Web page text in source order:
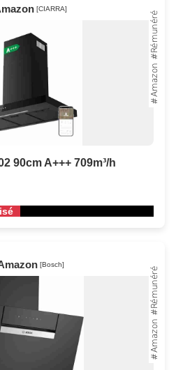
[CIARRA]
90cm A+++ 709m³/h
[Bosch]